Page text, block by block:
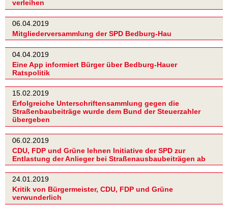
verleihen
06.04.2019
Mitgliederversammlung der SPD Bedburg-Hau
04.04.2019
Eine App informiert Bürger über Bedburg-Hauer
Ratspolitik
15.02.2019
Erfolgreiche Unterschriftensammlung gegen die
Straßenbaubeiträge wurde dem Bund der Steuerzahler
übergeben
06.02.2019
CDU, FDP und Grüne lehnen Initiative der SPD zur
Entlastung der Anlieger bei Straßenausbaubeiträgen ab
24.01.2019
Kritik von Bürgermeister, CDU, FDP und Grüne
verwunderlich